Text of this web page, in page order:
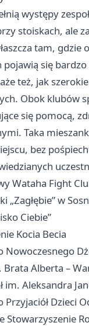
występy
stoiskach, ale
tam,
pojawią się
też, jak
Obok klubów
się pomocą,
Taka
bez
Wataha Fight
„Zagłębie” w
Ciebie”
Kocia Becia
Nowoczesnego
Brata Alberta –
im. Aleksandra
Dzieci
Stowarzyszenie